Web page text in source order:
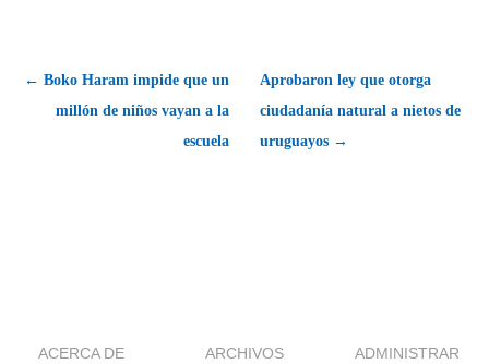
← Boko Haram impide que un
millón de niños vayan a la
escuela
Aprobaron ley que otorga
ciudadanía natural a nietos de
uruguayos →
ACERCA DE ARCHIVOS ADMINISTRAR